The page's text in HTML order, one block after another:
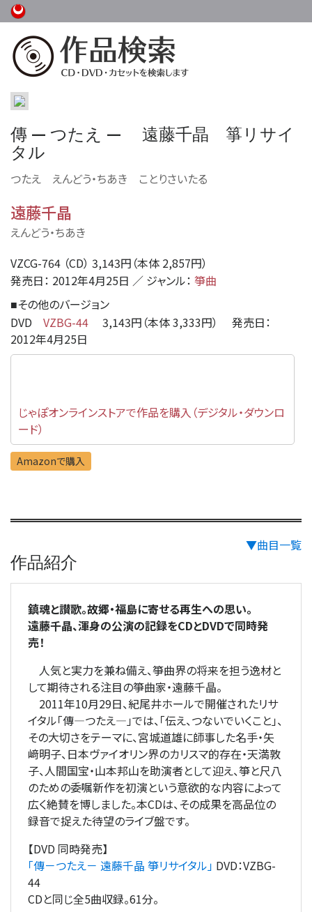
傳 — つたえ — 遠藤千晶 箏リサイ
タル
つたえ えんどう・ちあき ことりさいたる
遠藤千晶
えんどう・ちあき
VZCG-764 （CD） 3,143円（本体 2,857円）
発売日： 2012年4月25日 ／ ジャンル： 箏曲
■その他のバージョン
DVD VZBG-44 3,143円（本体 3,333円） 発売日：
2012年4月25日
じゃぽオンラインストアで作品を購入（デジタル・ダウンロ
ード）
Amazonで購入
▼曲目一覧
作品紹介
鎮魂と讃歌。故郷・福島に寄せる再生への思い。
遠藤千晶、渾身の公演の記録をCDとDVDで同時発
売！
人気と実力を兼ね備え、箏曲界の将来を担う逸材と
して期待される注目の箏曲家・遠藤千晶。
2011年10月29日、紀尾井ホールで開催されたリサ
イタル「傳―つたえ―」では、「伝え、つないでいくこと」、
その大切さをテーマに、宮城道雄に師事した名手・矢
﨑明子、日本ヴァイオリン界のカリスマ的存在・天満敦
子、人間国宝・山本邦山を助演者として迎え、箏と尺八
のための委嘱新作を初演という意欲的な内容によって
広く絶賛を博しました。本CDは、その成果を高品位の
録音で捉えた待望のライブ盤です。
【DVD 同時発売】
「傳－つたえ－ 遠藤千晶 箏リサイタル」 DVD：VZBG-
44
CDと同じ全5曲収録。61分。